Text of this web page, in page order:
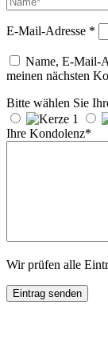
E-Mail-Adresse *
Name, E-Mail-
meinen nächsten
Bitte wählen Sie
Ihre Kondolenz*
Wir prüfen alle